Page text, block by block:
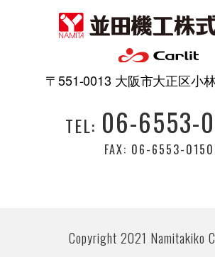
〒551-0013 大阪市大正区小
TEL: 06-6553-
FAX: 06-6553-0150
Copyright 2021 Namitakiko